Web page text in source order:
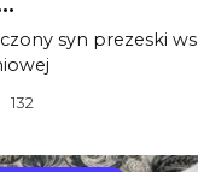
syn prezeski
132